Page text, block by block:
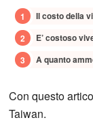
Il costo della
E’ costoso
A quanto
Con questo
Taiwan.